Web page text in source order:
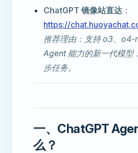
ChatGPT 镜像站直达 ：
https://
推荐理由：支持 o3、o4-
Agent 能力的新一代模型
步任务。
一、ChatGPT
么？